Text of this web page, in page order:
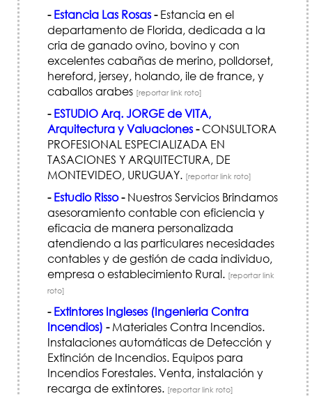
- Estancia Las Rosas-Estancia en el
departamento de Florida, dedicada a la
cria de ganado ovino, bovino y con
excelentes cabañas de merino, polldorset,
hereford, jersey, holando, ile de france, y
caballos arabes [reportar link roto]
- ESTUDIO Arq. JORGE de VITA,
Arquitectura y Valuaciones-CONSULTORA
PROFESIONAL ESPECIALIZADA EN
TASACIONES Y ARQUITECTURA, DE
MONTEVIDEO, URUGUAY. [reportar link roto]
- Estudio Risso-Nuestros Servicios Brindamos
asesoramiento contable con eficiencia y
eficacia de manera personalizada
atendiendo a las particulares necesidades
contables y de gestión de cada individuo,
empresa o establecimiento Rural. [reportar link
roto]
- Extintores Ingleses (Ingenieria Contra
Incendios) -Materiales Contra Incendios.
Instalaciones automáticas de Detección y
Extinción de Incendios. Equipos para
Incendios Forestales. Venta, instalación y
recarga de extintores. [reportar link roto]